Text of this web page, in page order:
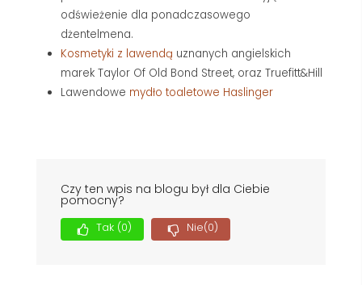
odświeżenie dla ponadczasowego
dżentelmena.
Kosmetyki z lawendą uznanych angielskich
marek Taylor Of Old Bond Street, oraz Truefitt&Hill
Lawendowe mydło toaletowe Haslinger
Czy ten wpis na blogu był dla Ciebie
pomocny?
Tak (0) Nie(0)